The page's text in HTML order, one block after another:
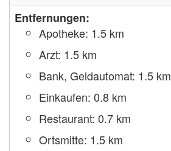
Entfernungen:
Apotheke: 1.5 km
Arzt: 1.5 km
Bank, Geldautomat: 1.5 km
Einkaufen: 0.8 km
Restaurant: 0.7 km
Ortsmitte: 1.5 km